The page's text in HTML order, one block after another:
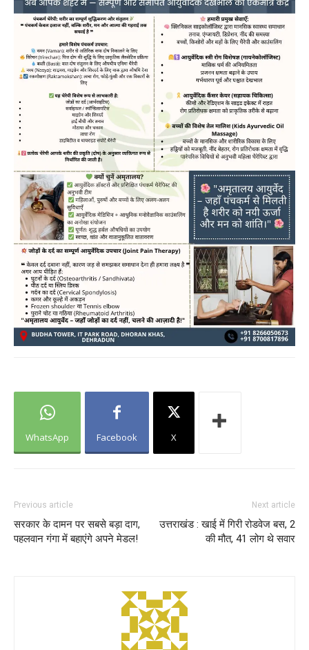
WhatsApp Facebook X
Previous article
सरकार के दामन पर सबसे बड़ा दाग,
पहलवान गंगा में बहाएंगे अपने मेडल!
Next article
उत्तराखंड : खाई में गिरी रोडवेज बस, 2
की मौत, 41 लोग थे सवार